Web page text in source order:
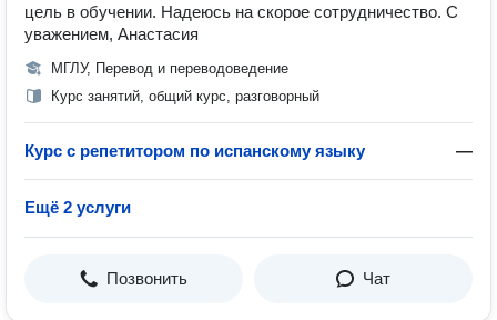
цель в обучении. Надеюсь на скорое сотрудничество. С
уважением, Анастасия
МГЛУ, Перевод и переводоведение
Курс занятий, общий курс, разговорный
Курс с репетитором по испанскому языку —
Ещё 2 услуги
Позвонить Чат